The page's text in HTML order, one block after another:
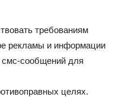
требованиям
рекламы и информации
смс-сообщений для
целях.